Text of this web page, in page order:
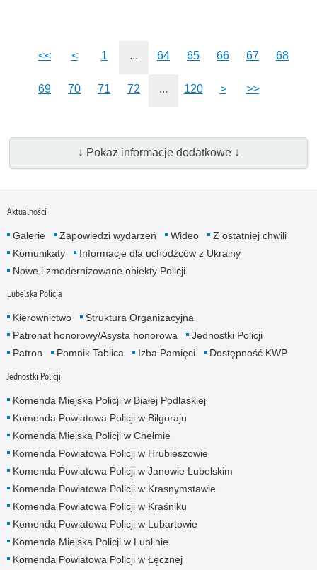
<< < 1 ... 64 65 66 67 68
69 70 71 72 ... 120 > >>
↓ Pokaż informacje dodatkowe ↓
Aktualności
Galerie Zapowiedzi wydarzeń Wideo
Z ostatniej chwili
Komunikaty
Informacje dla uchodźców z Ukrainy
Nowe i zmodernizowane obiekty Policji
Lubelska Policja
Kierownictwo
Struktura Organizacyjna
Patronat honorowy/Asysta honorowa
Jednostki Policji
Patron
Pomnik Tablica Izba Pamięci Dostępność KWP
Jednostki Policji
Komenda Miejska Policji w Białej Podlaskiej
Komenda Powiatowa Policji w Biłgoraju
Komenda Miejska Policji w Chełmie
Komenda Powiatowa Policji w Hrubieszowie
Komenda Powiatowa Policji w Janowie Lubelskim
Komenda Powiatowa Policji w Krasnymstawie
Komenda Powiatowa Policji w Kraśniku
Komenda Powiatowa Policji w Lubartowie
Komenda Miejska Policji w Lublinie
Komenda Powiatowa Policji w Łęcznej